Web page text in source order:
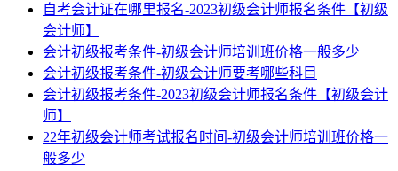
自考会计证在哪里报名-2023初级会计师报名条件【初级
会计师】
会计初级报考条件-初级会计师培训班价格一般多少
会计初级报考条件-初级会计师要考哪些科目
会计初级报考条件-2023初级会计师报名条件【初级会计
师】
22年初级会计师考试报名时间-初级会计师培训班价格一
般多少